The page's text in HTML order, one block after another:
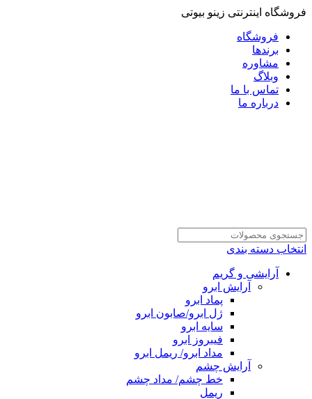
فروشگاه اینترنتی زینو بیوتی
فروشگاه
برندها
مشاوره
وبلاگ
تماس با ما
درباره ما
انتخاب دسته بندی
آرایشی و گریم
آرایش ابرو
پماد ابرو
ژل ابرو/صابون ابرو
سایه ابرو
فیبروز ابرو
مداد ابرو/ ریمل ابرو
آرایش چشم
خط چشم/ مداد چشم
ریمل